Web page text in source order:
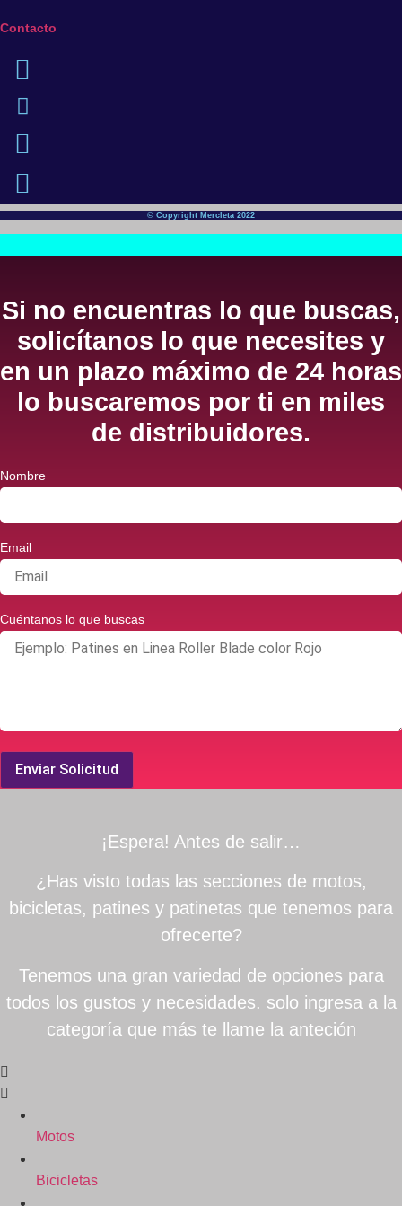
Contacto
© Copyright Mercleta 2022
Si no encuentras lo que buscas,
solicítanos lo que necesites y
en un plazo máximo de 24 horas
lo buscaremos por ti en miles
de distribuidores.
Nombre
Email
Cuéntanos lo que buscas
Enviar Solicitud
¡Espera! Antes de salir…
¿Has visto todas las secciones de motos,
bicicletas, patines y patinetas que tenemos para
ofrecerte?
Tenemos una gran variedad de opciones para
todos los gustos y necesidades. solo ingresa a la
categoría que más te llame la anteción
Motos
Bicicletas